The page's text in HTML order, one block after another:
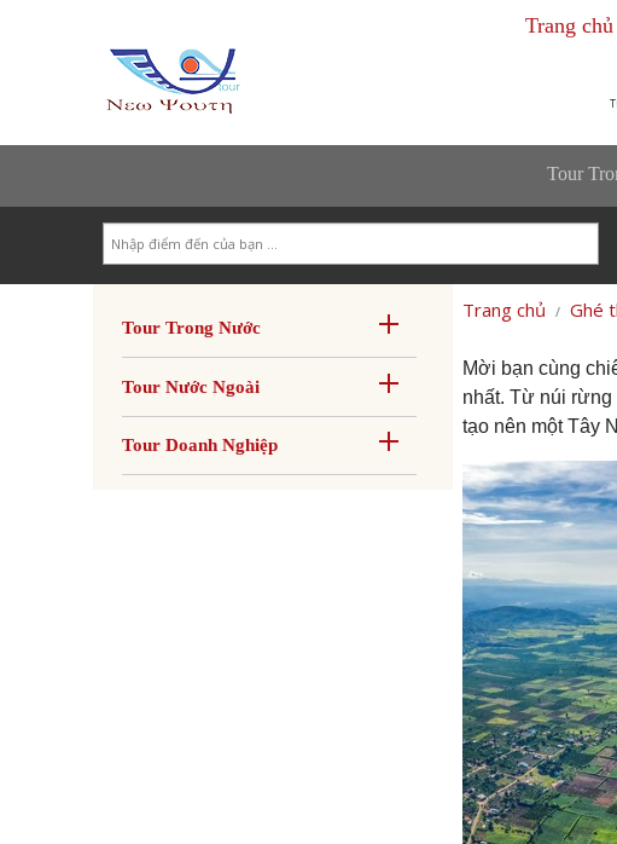
Trang chủ
Tour
Search
Tour Trong Nước
Tour Nước Ngoài
Tour Doanh Nghiệp
Trang chủ Ghé
Mời bạn cùng
nhất. Từ núi
tạo nên một Tây